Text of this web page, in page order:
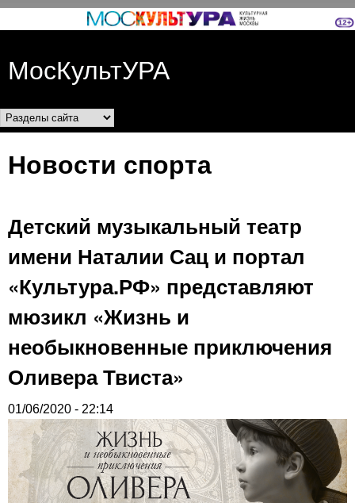
Перейти к основному
МосКультУРА
Разделы сайта
Новости спорта
Детский музыкальный театр
имени Наталии Сац и портал
«Культура.РФ» представляют
мюзикл «Жизнь и
необыкновенные приключения
Оливера Твиста»
01/06/2020 - 22:14